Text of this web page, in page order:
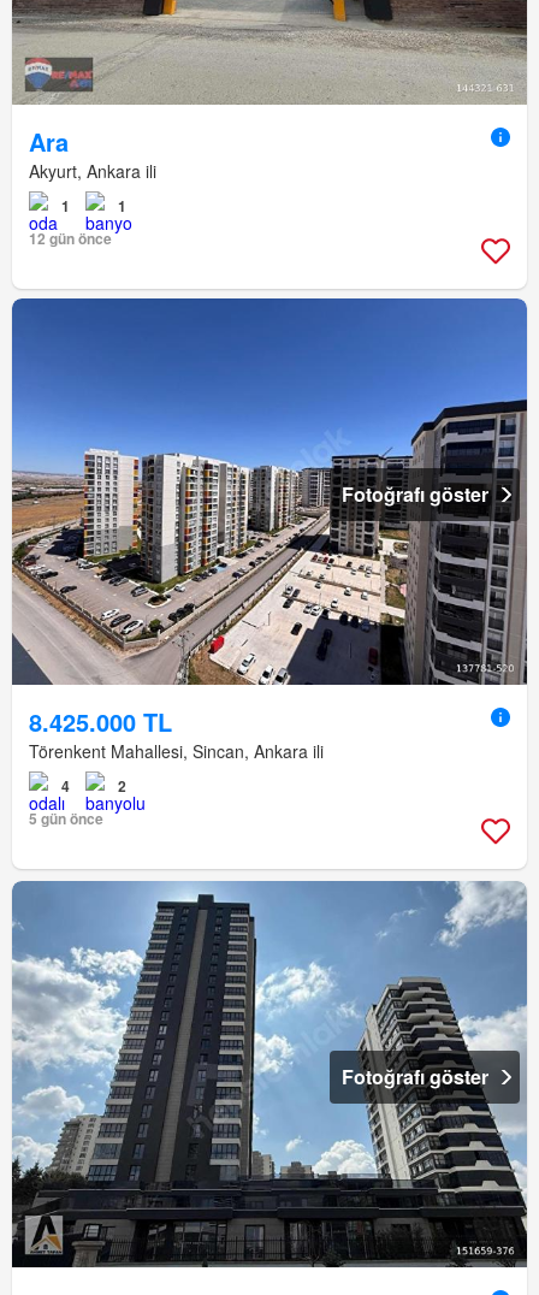
Ara
Akyurt, Ankara ili
1
1
12 gün önce
Fotoğrafı göster
8.425.000 TL
Törenkent Mahallesi, Sincan, Ankara ili
4
2
5 gün önce
Fotoğrafı göster